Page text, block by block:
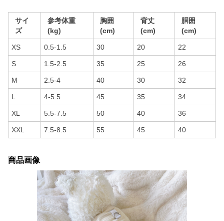
サイ
ズ
参考体重
(kg)
胸囲
(cm)
背丈
(cm)
胴囲
(cm)
XS 0.5-1.5 30 20 22
S 1.5-2.5 35 25 26
M 2.5-4 40 30 32
L 4-5.5 45 35 34
XL 5.5-7.5 50 40 36
XXL 7.5-8.5 55 45 40
商品画像